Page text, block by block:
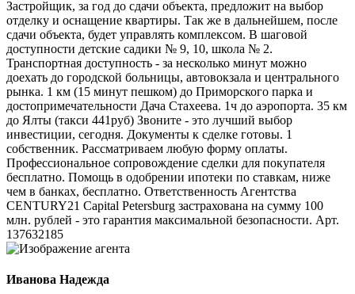
Застройщик, за год до сдачи объекта, предложит на выбор
отделку и оснащение квартиры. Так же в дальнейшем, после
сдачи объекта, будет управлять комплексом. В шаговой
доступности детские садики № 9, 10, школа № 2.
Транспортная доступность - за несколько минут можно
доехать до городской больницы, автовокзала и центрального
рынка. 1 км (15 минут пешком) до Приморского парка и
достопримечательности Дача Стахеева. 1ч до аэропорта. 35 км
до Ялты (такси 441руб) Звоните - это лучший выбор
инвестиции, сегодня. Документы к сделке готовы. 1
собственник. Рассматриваем любую форму оплаты.
Профессиональное сопровождение сделки для покупателя
бесплатно. Помощь в одобрении ипотеки по ставкам, ниже
чем в банках, бесплатно. Ответственность Агентства
СЕNТURY21 Сарitаl Реtеrsburg застрахована на сумму 100
млн. рублей - это гарантия максимальной безопасности. Арт.
137632185
Иванова Надежда